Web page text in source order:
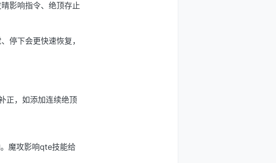
影响指令、绝顶存止
停下会更快速恢复，
正，如添加连续绝顶
魔攻影响qte技能给